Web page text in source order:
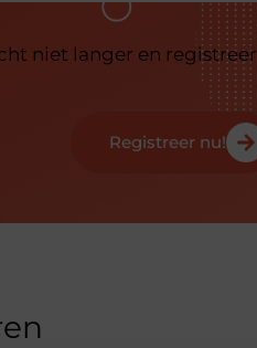
niet langer en registreer
Registreer nu!